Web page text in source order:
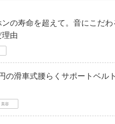
の寿命を超えて。音にこだ
由
の滑車式腰らくサポートベ
美容